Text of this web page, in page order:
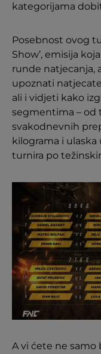
kategorijama
Posebnost ovog
Show’, emisija
runde natjecanja,
upoznati
ali i vidjeti kako
segmentima – od
svakodnevnih
kilograma i ulaska
turnira po
A vi ćete ne samo